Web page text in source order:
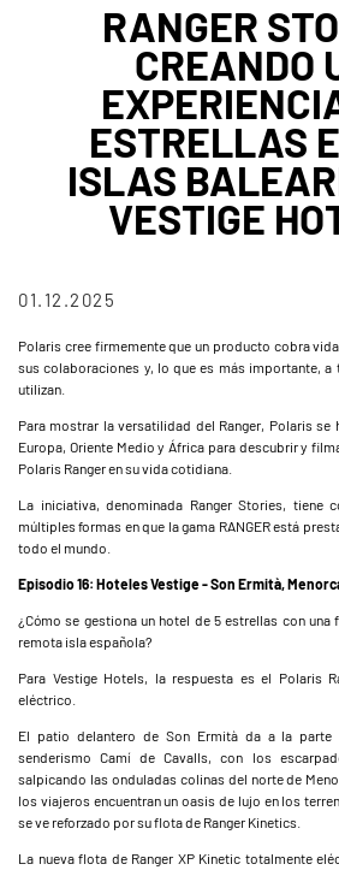
RANGER
CREANDO
ESTRELLAS
ISLAS
VESTIGE
01.12.2025
Polaris cree firmemente que un producto cobra
sus colaboraciones y, lo que es más importante, a
utilizan.
Para mostrar la versatilidad del Ranger, Polaris se
Europa, Oriente Medio y África para descubrir y
Polaris Ranger en su vida cotidiana.
La iniciativa, denominada Ranger Stories, tiene
múltiples formas en que la gama RANGER está
todo el mundo.
Episodio 16: Hoteles Vestige - Son Ermità,
¿Cómo se gestiona un hotel de 5 estrellas con una
remota isla española?
Para Vestige Hotels, la respuesta es el Polaris
eléctrico.
El patio delantero de Son Ermità da a la
senderismo Camí de Cavalls, con los
salpicando las onduladas colinas del norte de
los viajeros encuentran un oasis de lujo en los
se ve reforzado por su flota de Ranger Kinetics.
La nueva flota de Ranger XP Kinetic totalmente